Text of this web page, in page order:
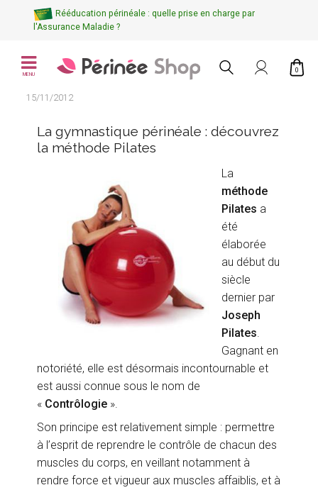
Rééducation périnéale : quelle prise en charge par
l'Assurance Maladie ?
MENU
0
15/11/2012
La gymnastique périnéale : découvrez
la méthode Pilates
La
méthode
Pilates a
été
élaborée
au début du
siècle
dernier par
Joseph
Pilates
Gagnant en
notoriété, elle est désormais incontournable et
est aussi connue sous le nom de
« Contrôlogie ».
Son principe est relativement simple : permettre
à l’esprit de reprendre le contrôle de chacun des
muscles du corps, en veillant notamment à
rendre force et vigueur aux muscles affaiblis, et à